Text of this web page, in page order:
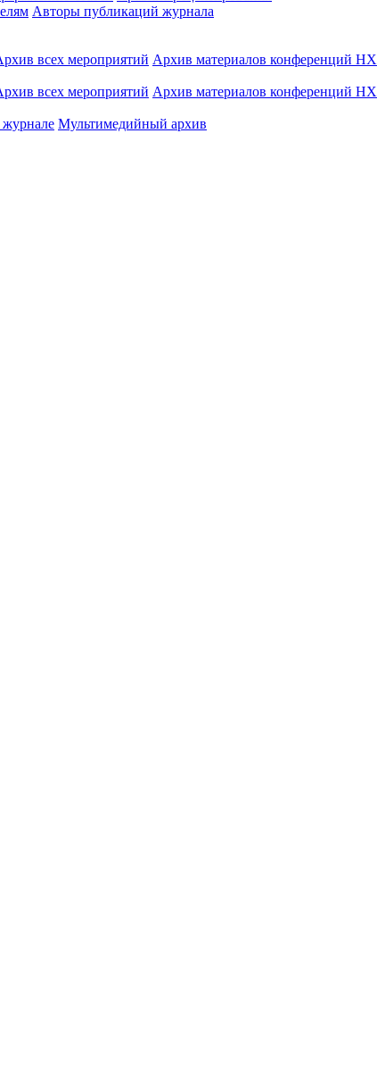
Авторы публикаций журнала
всех мероприятий Архив материалов конференций НХ
всех мероприятий Архив материалов конференций НХ
журнале Мультимедийный архив